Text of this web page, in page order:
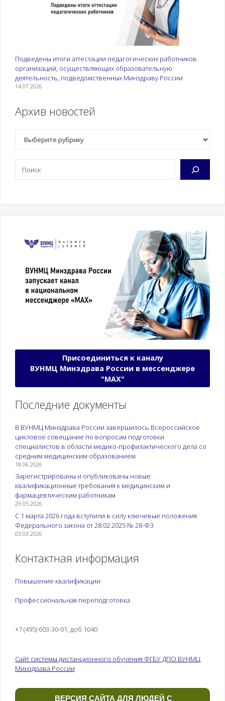
Подведены итоги аттестации педагогических работников
организаций, осуществляющих образовательную
деятельность, подведомственных Минздраву России
14.07.2026
Архив новостей
Присоединиться к каналу
ВУНМЦ Минздрава России в мессенджере
"МАХ"
Последние документы
В ВУНМЦ Минздрава России завершилось Всероссийское
цикловое совещание по вопросам подготовки
специалистов в области медико-профилактического дела со
средним медицинским образованием
18.06.2026
Зарегистрированы и опубликованы новые
квалификационные требования к медицинским и
фармацевтическим работникам
29.05.2026
С 1 марта 2026 года вступили в силу ключевые положения
Федерального закона от 28.02.2025 № 28-ФЗ
03.03.2026
Контактная информация
Повышение квалификации
Профессиональная переподготовка
+7 (495) 603-30-01, доб 1040
Сайт системы дистанционного обучения ФГБУ ДПО ВУНМЦ
Минздрава России
ВЕРСИЯ САЙТА ДЛЯ ЛЮДЕЙ С